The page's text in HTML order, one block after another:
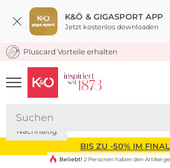
K&Ö & GIGASPORT APP
Jetzt kostenlos downloaden
KOSTENLOSER VERSAND* &
Pluscard Vorteile erhalten
UNSERE APP
CLICK &
BIS ZU -50% IM
Nachhaltig
Beliebt! 2 Personen haben den Artikel